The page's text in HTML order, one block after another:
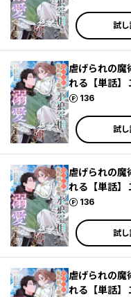
試
虐げられの魔
れる【単話】
136
ポイント
試
虐げられの魔
れる【単話】
136
ポイント
試
虐げられの魔
れる【単話】